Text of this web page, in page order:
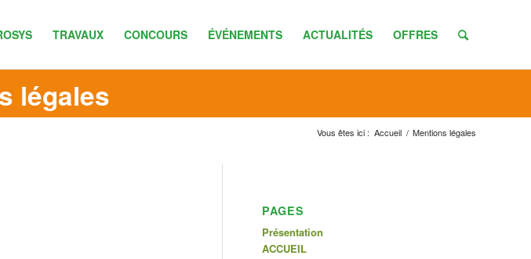
TRAVAUX CONCOURS ÉVÉNEMENTS ACTUALITÉS OFFRES
légales
Vous êtes ici : Accueil / Mentions légales
PAGES
Présentation
ACCUEIL